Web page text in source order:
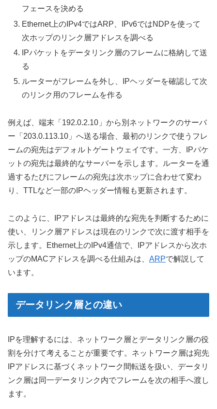
フェースを決める
Ethernet上のIPv4ではARP、IPv6ではNDPを使って
次ホップのリンク層アドレスを調べる
IPパケットをデータリンク層のフレームに格納して送
る
ルーターがフレームを外し、IPヘッダーを確認して次
のリンク用のフレームを作る
例えば、端末「192.0.2.10」から別ネットワークのサーバ
ー「203.0.113.10」へ送る場合、最初のリンクで使うフレ
ームの宛先はデフォルトゲートウェイです。一方、IPパケ
ットの宛先は最終的なサーバーを示します。ルーターを通
過するたびにフレームの宛先は次ホップに合わせて変わ
り、TTLなど一部のIPヘッダー情報も更新されます。
このように、IPアドレスは最終的な宛先を判断するために
使い、リンク層アドレスは現在のリンクで次に渡す相手を
示します。Ethernet上のIPv4通信で、IPアドレスから次ホ
ップのMACアドレスを調べる仕組みは、 ARPで解説して
います。
データリンク層との違い
IPを理解するには、ネットワーク層とデータリンク層の役
割を分けて考えることが重要です。ネットワーク層は宛先
IPアドレスに基づくネットワーク間転送を扱い、データリ
ンク層は同一データリンク内でフレームを次の相手へ渡し
ます。